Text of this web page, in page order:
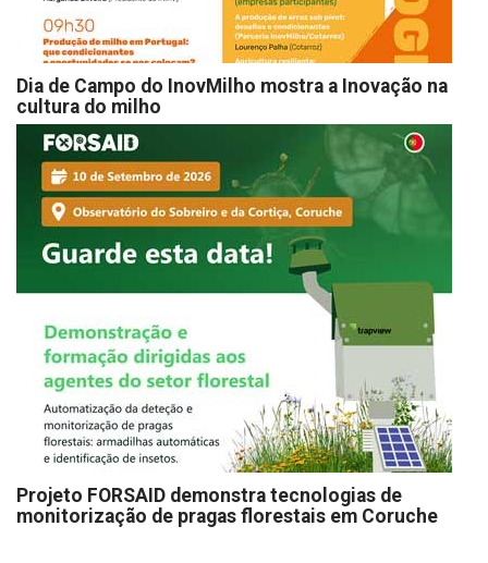
Dia de Campo do InovMilho mostra a Inovação na
cultura do milho
Projeto FORSAID demonstra tecnologias de
monitorização de pragas florestais em Coruche